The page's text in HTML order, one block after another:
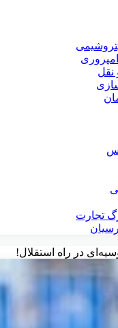
تجارت
در راه استقلال!